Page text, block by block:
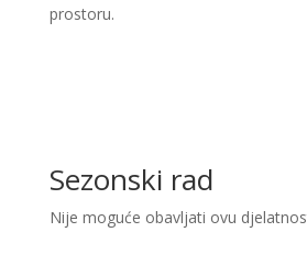
prostoru.
Sezonski rad
Nije moguće obavljati ovu